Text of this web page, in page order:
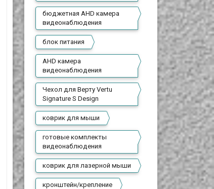
бюджетная AHD камера
видеонаблюдения
блок питания
AHD камера
видеонаблюдения
Чехол для Верту Vertu
Signature S Design
коврик для мыши
готовые комплекты
видеонаблюдения
коврик для лазерной мыши
кронштейн/крепление